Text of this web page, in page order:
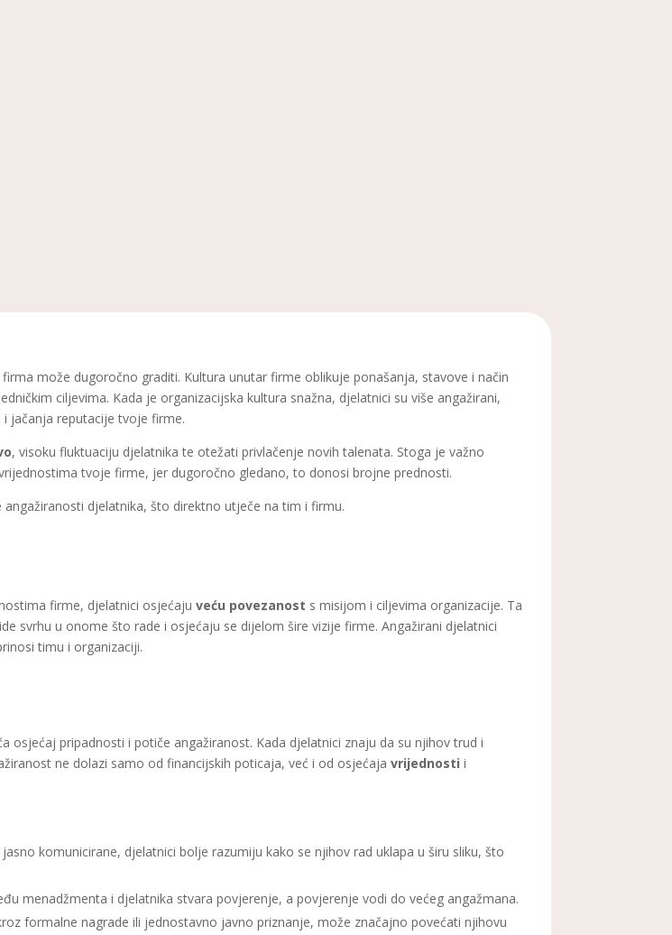
može dugoročno graditi. Kultura unutar firme oblikuje ponašanja, stavove i način
ciljevima. Kada je organizacijska kultura snažna, djelatnici su više angažirani,
jačanja reputacije tvoje firme.
, visoku fluktuaciju djelatnika te otežati privlačenje novih talenata. Stoga je važno
tvoje firme, jer dugoročno gledano, to donosi brojne prednosti.
djelatnika, što direktno utječe na tim i firmu.
firme, djelatnici osjećajuveću povezanost s misijom i ciljevima organizacije. Ta
svrhu u onome što rade i osjećaju se dijelom šire vizije firme. Angažirani djelatnici
timu i organizaciji.
osjećaj pripadnosti i potiče angažiranost. Kada djelatnici znaju da su njihov trud i
ne dolazi samo od financijskih poticaja, već i od osjećajavrijednosti i
komunicirane, djelatnici bolje razumiju kako se njihov rad uklapa u širu sliku, što
menadžmenta i djelatnika stvara povjerenje, a povjerenje vodi do većeg angažmana.
formalne nagrade ili jednostavno javno priznanje, može značajno povećati njihovu